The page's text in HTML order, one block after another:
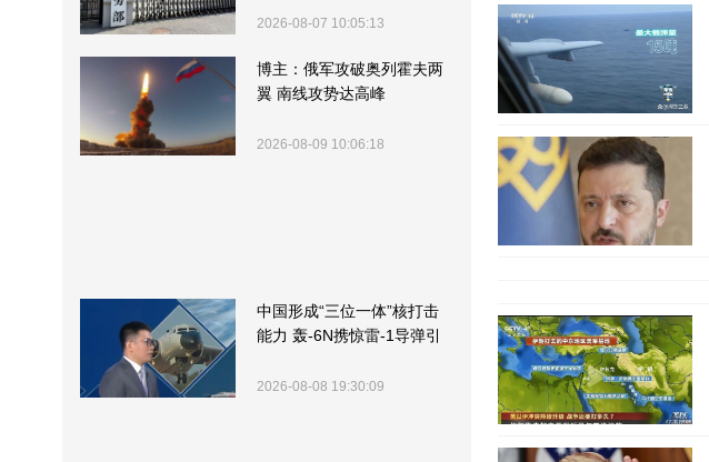
2026-08-07 10:05:13
博主：俄军攻破奥列霍夫两
翼 南线攻势达高峰
2026-08-09 10:06:18
中国形成“三位一体”核打击
能力 轰-6N携惊雷-1导弹引
2026-08-08 19:30:09